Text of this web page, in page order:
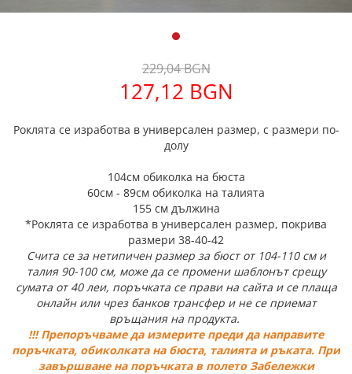
229,04 BGN
127,12 BGN
Роклята се изработва в универсален размер, с размери по-
долу
104см обиколка на бюста
60см - 89см обиколка на талията
155 см дължина
*Роклята се изработва в универсален размер, покрива
размери 38-40-42
Счита се за нетипичен размер за бюст от 104-110 см и
талия 90-100 см, може да се промени шаблонът срещу
сумата от 40 леи, поръчката се прави на сайта и се плаща
онлайн или чрез банков трансфер и не се приемат
връщания на продукта.
!!! Препоръчваме да измерите преди да направите
поръчката, обиколката на бюста, талията и ръката. При
завършване на поръчката в полето Забележки